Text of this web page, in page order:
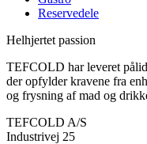
Reservedele
Helhjertet passion
TEFCOLD har leveret
der opfylder kravene fra
og frysning af mad og
TEFCOLD A/S
Industrivej 25